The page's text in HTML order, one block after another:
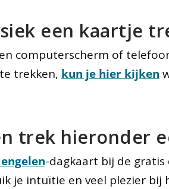
een kaartje
computerscherm of
trekken, kun je hier kijken
trek hieronder
-dagkaart bij de gratis
je intuïtie en veel plezier bij